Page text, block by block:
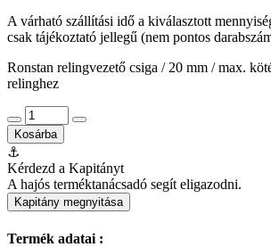
A várható szállítási idő a kiválasztott
csak tájékoztató jellegű (nem pontos
Ronstan relingvezető csiga / 20 mm / max.
relinghez
Kosárba
⚓
Kérdezd a Kapitányt
A hajós terméktanácsadó segít eligazodni.
Kapitány megnyitása
Termék adatai :